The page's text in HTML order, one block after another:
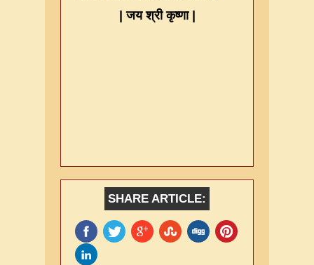
|जय श्री कृष्णा
SHARE ARTICLE: